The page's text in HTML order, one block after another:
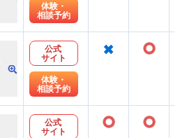
体験・
相談予約
公式
サイト
体験・
相談予約
× ○
公式
サイト
○ ○